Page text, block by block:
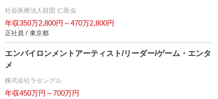
社会医療法人財団 仁医会
年収350万2,800円～470万2,800円
正社員 / 東京都
エンバイロンメントアーティスト/リーダー/ゲーム・エンタ
メ
株式会社ラセングル
年収450万円～700万円